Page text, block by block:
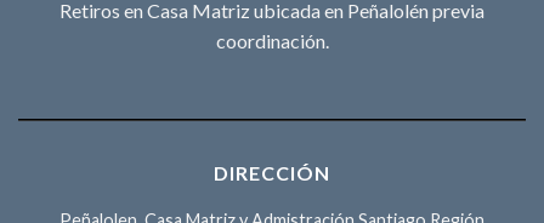
Retiros en Casa Matriz ubicada en Peñalolén previa
coordinación.
DIRECCIÓN